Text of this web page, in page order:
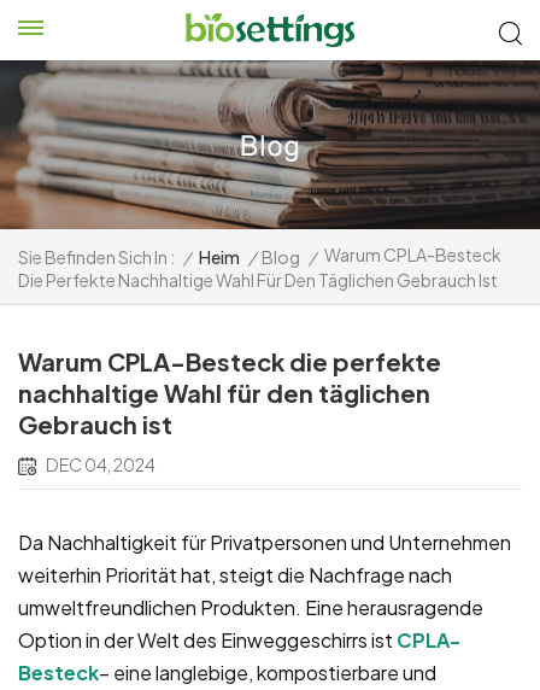
Sie Befinden Sich In : / Heim / Blog / Warum CPLA-Besteck
Die Perfekte Nachhaltige Wahl Für Den Täglichen Gebrauch Ist
Warum CPLA-Besteck die perfekte
nachhaltige Wahl für den täglichen
Gebrauch ist
DEC 04, 2024
Da Nachhaltigkeit für Privatpersonen und Unternehmen
weiterhin Priorität hat, steigt die Nachfrage nach
umweltfreundlichen Produkten. Eine herausragende
Option in der Welt des Einweggeschirrs ist CPLA-
Besteck– eine langlebige, kompostierbare und